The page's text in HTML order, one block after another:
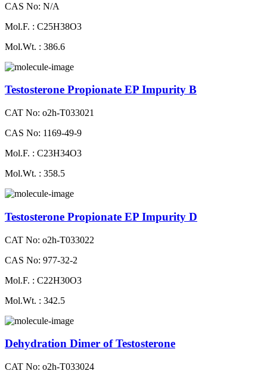
CAS No: N/A
Mol.F. : C25H38O3
Mol.Wt. : 386.6
Testosterone Propionate EP Impurity B
CAT No: o2h-T033021
CAS No: 1169-49-9
Mol.F. : C23H34O3
Mol.Wt. : 358.5
Testosterone Propionate EP Impurity D
CAT No: o2h-T033022
CAS No: 977-32-2
Mol.F. : C22H30O3
Mol.Wt. : 342.5
Dehydration Dimer of Testosterone
CAT No: o2h-T033024